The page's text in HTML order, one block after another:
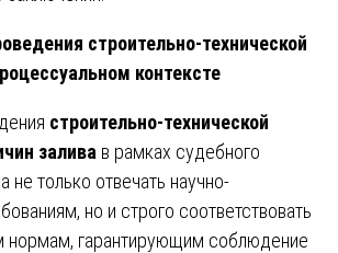
строительно-технической
контексте
строительно-технической
залива в рамках судебного
не только отвечать научно-
но и строго соответствовать
нормам, гарантирующим соблюдение